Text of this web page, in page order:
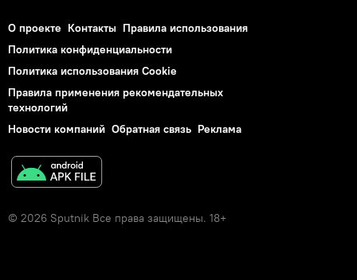
О проекте Контакты Правила использования
Политика конфиденциальности
Политика использования Cookie
Правила применения рекомендательных
технологий
Новости компаний Обратная связь Реклама
© 2026 Sputnik Все права защищены. 18+